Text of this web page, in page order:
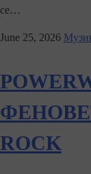
се…
June 25, 2026
ROCK